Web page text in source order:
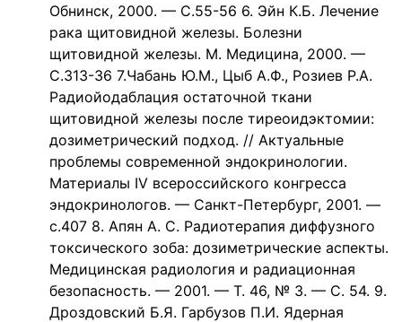
Обнинск, 2000. — С.55-56 6. Эйн К.Б. Лечение
рака щитовидной железы. Болезни
щитовидной железы. М. Медицина, 2000. —
С.313-36 7.Чабань Ю.М., Цыб А.Ф., Розиев Р.А.
Радиойодаблация остаточной ткани
щитовидной железы после тиреоидэктомии:
дозиметрический подход. // Актуальные
проблемы современной эндокринологии.
Материалы IV всероссийского конгресса
эндокринологов. — Санкт-Петербург, 2001. —
с.407 8. Апян А. С. Радиотерапия диффузного
токсического зоба: дозиметрические аспекты.
Медицинская радиология и радиационная
безопасность. — 2001. — Т. 46, № 3. — С. 54. 9.
Дроздовский Б.Я. Гарбузов П.И. Ядерная